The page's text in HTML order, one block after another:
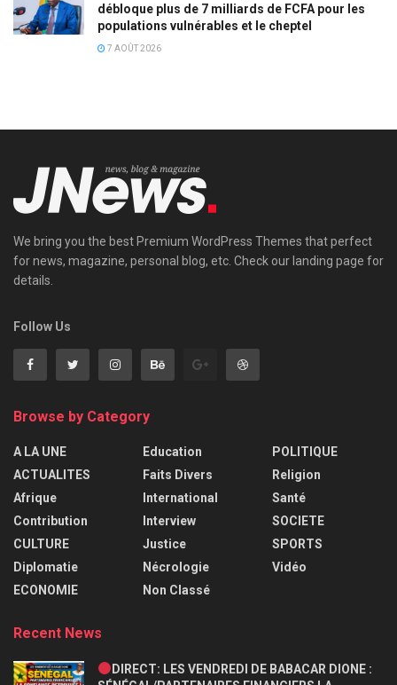
débloque plus de 7 milliards de FCFA pour les
populations vulnérables et le cheptel
7 AOÛT 2026
We bring you the best Premium WordPress Themes that perfect
for news, magazine, personal blog, etc. Check our landing page for
details.
Follow Us
Browse by Category
A LA UNE
ACTUALITES
Afrique
Contribution
CULTURE
Diplomatie
ECONOMIE
Education
Faits Divers
International
Interview
Justice
Nécrologie
Non Classé
POLITIQUE
Religion
Santé
SOCIETE
SPORTS
Vidéo
Recent News
DIRECT: LES VENDREDI DE BABACAR DIONE :